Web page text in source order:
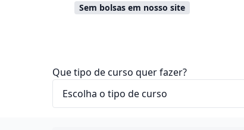
Sem bolsas em nosso site
Que tipo de curso quer fazer?